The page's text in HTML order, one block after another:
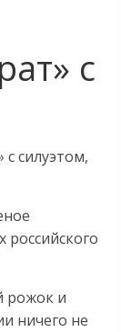
с
силуэтом,
российского
рожок и
ничего не